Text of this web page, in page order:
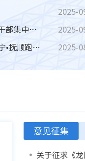
2025-
2025-
抚顺市农业农村局组织全局党员干部集中观看纪念中国人民抗日战争暨世界反法西斯战争胜利80周年大会
2025-
局机关二支部积极参加“跑遍辽宁•抚顺跑起来”市直机关三块石登山运动会
意见征集